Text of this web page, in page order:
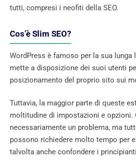
tutti, compresi i neofiti della SEO.
Cos’è Slim SEO?
WordPress è famoso per la sua lunga
mette a disposizione dei suoi utenti
posizionamento del proprio sito sui
Tuttavia, la maggior parte di queste
moltitudine di impostazioni e opzioni.
necessariamente un problema, ma
possono richiedere molto tempo per
talvolta anche confondere i